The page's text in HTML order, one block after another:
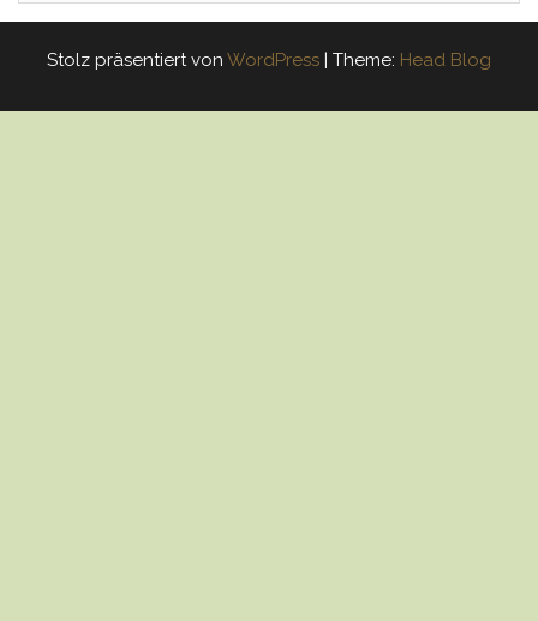
Stolz präsentiert von WordPress | Theme: Head Blog